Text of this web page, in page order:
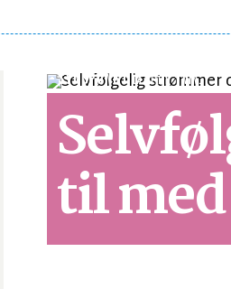
SYNSPUNKTLÆSETID 1 MIN.
til